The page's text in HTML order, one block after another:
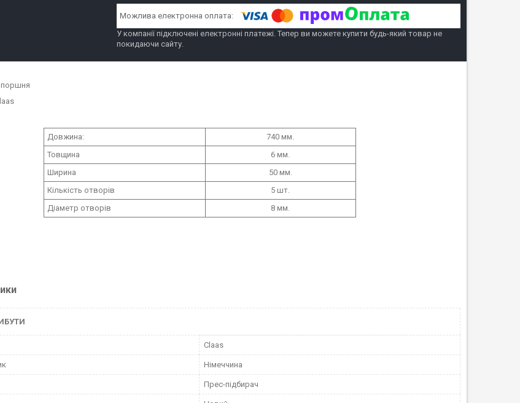
У компанії підключені електронні платежі. Тепер ви можете купити будь-який товар не
покидаючи сайту.
поршня
Довжина:
740 мм.
Товщина
6 мм.
Ширина
50 мм.
Кількість отворів
5 шт.
Діаметр отворів
8 мм.
Claas
Німеччина
Прес-підбирач